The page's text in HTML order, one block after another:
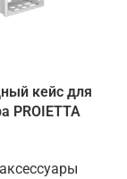
кейс для
PROIETTA